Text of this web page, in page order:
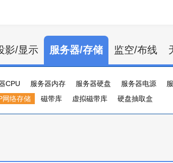
影/显示 服务器/存储 监空/布线
CPU 服务器内存 服务器硬盘 服务器电源
网络存储 磁带库 虚拟磁带库 硬盘抽取盒